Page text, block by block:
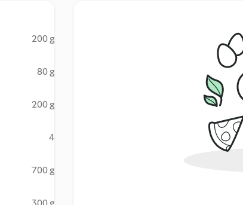
200 g
80 g
200 g
4
700 g